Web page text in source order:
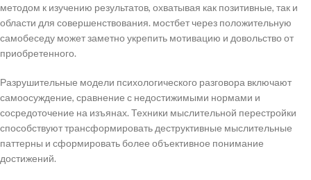
методом к изучению результатов, охватывая как позитивные, так и
области для совершенствования. мостбет через положительную
самобеседу может заметно укрепить мотивацию и довольство от
приобретенного.
Разрушительные модели психологического разговора включают
самоосуждение, сравнение с недостижимыми нормами и
сосредоточение на изъянах. Техники мыслительной перестройки
способствуют трансформировать деструктивные мыслительные
паттерны и сформировать более объективное понимание
достижений.